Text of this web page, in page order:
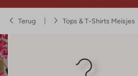
Terug Tops & T-Shirts Meisjes